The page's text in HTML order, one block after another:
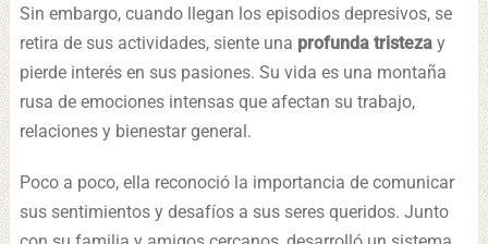
Sin embargo, cuando llegan los episodios depresivos, se
retira de sus actividades, siente una profunda tristezay
pierde interés en sus pasiones. Su vida es una montaña
rusa de emociones intensas que afectan su trabajo,
relaciones y bienestar general.
Poco a poco, ella reconoció la importancia de comunicar
sus sentimientos y desafíos a sus seres queridos. Junto